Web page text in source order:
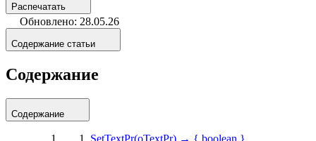
Распечатать
Обновлено: 28.05.26
Содержание статьи
Содержание
Содержание
SetTextPr(oTextPr) → { boolean }